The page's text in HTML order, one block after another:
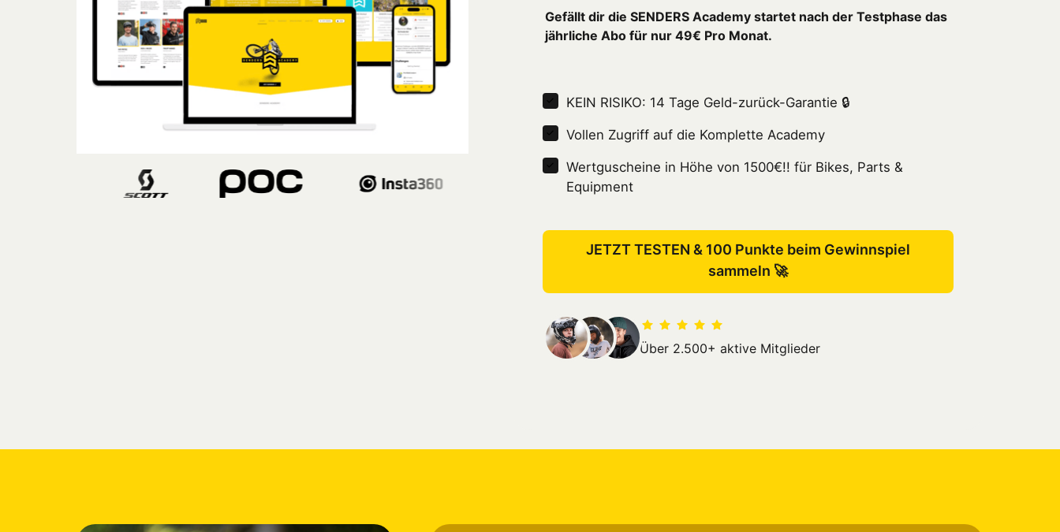
Gefällt dir die SENDERS Academy startet nach der Testphase das
jährliche Abo für nur 49€ Pro Monat.
KEIN RISIKO: 14 Tage Geld-zurück-Garantie 🔒
Vollen Zugriff auf die Komplette Academy
Wertguscheine in Höhe von 1500€!! für Bikes, Parts &
Equipment
JETZT TESTEN & 100 Punkte beim Gewinnspiel
sammeln 🚀
Über 2.500+ aktive Mitglieder